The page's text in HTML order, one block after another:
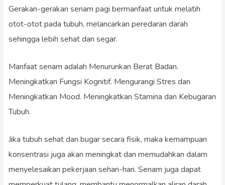
Gerakan-gerakan senam pagi bermanfaat untuk melatih
otot-otot pada tubuh, melancarkan peredaran darah
sehingga lebih sehat dan segar.
Manfaat senam adalah Menurunkan Berat Badan.
Meningkatkan Fungsi Kognitif. Mengurangi Stres dan
Meningkatkan Mood. Meningkatkan Stamina dan Kebugaran
Tubuh.
Jika tubuh sehat dan bugar secara fisik, maka kemampuan
konsentrasi juga akan meningkat dan memudahkan dalam
menyelesaikan pekerjaan sehari-hari. Senam juga dapat